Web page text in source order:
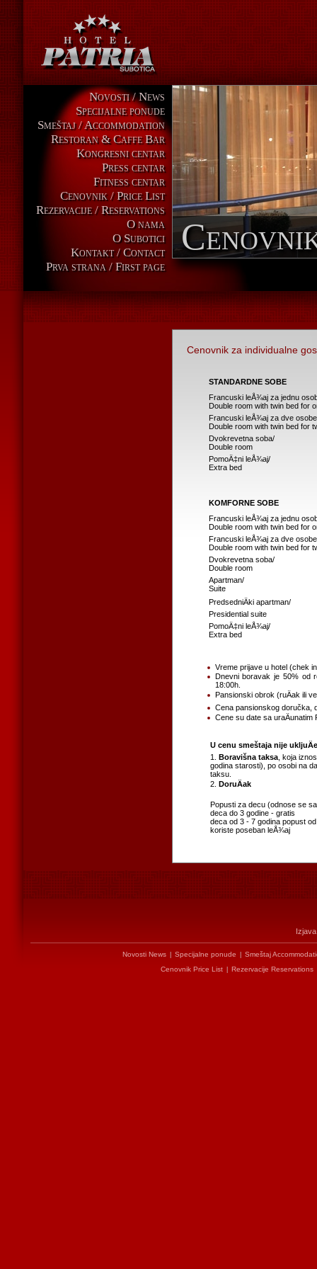
Novosti / News
Specijalne ponude
Smeštaj / Accommodation
Restoran & Caffe Bar
Kongresni centar
Press centar
Fitness centar
Cenovnik / Price List
Rezervacije / Reservations
O nama
O Subotici
Kontakt / Contact
Prva strana / First page
Cenovnik za individualne
STANDARDNE SOBE
Francuski leÅ¾aj za jednu
Double room with twin bed for
Francuski leÅ¾aj za dve
Double room with twin bed for
Dvokrevetna soba/
Double room
PomoÄ‡ni leÅ¾aj/
Extra bed
KOMFORNE SOBE
Francuski leÅ¾aj za jednu
Double room with twin bed for
Francuski leÅ¾aj za dve
Double room with twin bed for
Dvokrevetna soba/
Double room
Apartman/
Suite
PredsedniÄki apartman/
Presidential suite
PomoÄ‡ni leÅ¾aj/
Extra bed
Vreme prijave u hotel (chek
Dnevni boravak je 50% od
18:00h.
Pansionski obrok (ruÄak ili
Cena pansionskog doručka,
Cene su date sa uraÄunatim
U cenu smeštaja nije
1. Boravišna taksa, koja
godina starosti), po osobi na dan.
taksu.
2. DoruÄak
Popusti za decu (odnose se
deca do 3 godine - gratis
deca od 3 - 7 godina popust od
koriste poseban leÅ¾aj
Novosti News Specijalne ponude
Smeštaj
Cenovnik Price List
Rezervacije Reservations